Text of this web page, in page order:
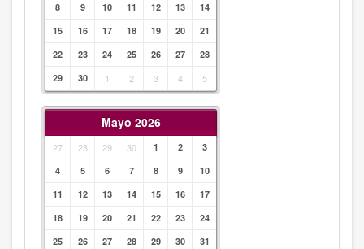
8
9 10 11 12 13
14
15
16 17 18 19 20
21
22
23 24 25 26 27
28
29
30 1 2 3 4 5
Mayo 2026
27 28 29 30 1 2
3
4
5 6 7 8 9
10
11
12 13 14 15 16
17
18
19 20 21 22 23
24
25
26 27 28 29 30 31